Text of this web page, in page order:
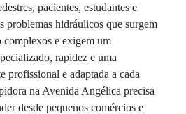
pacientes, estudantes e
problemas hidráulicos que surgem
e exigem um
rapidez e uma
profissional e adaptada a cada
na Avenida Angélica precisa
desde pequenos comércios e